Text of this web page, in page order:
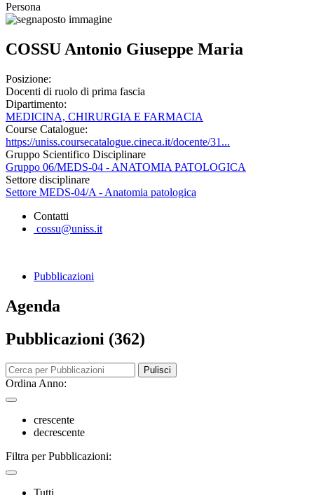
Persona
COSSU Antonio Giuseppe Maria
Posizione:
Docenti di ruolo di prima fascia
Dipartimento:
MEDICINA, CHIRURGIA E FARMACIA
Course Catalogue:
https://uniss.coursecatalogue.cineca.it/docente/31...
Gruppo Scientifico Disciplinare
Gruppo 06/MEDS-04 - ANATOMIA PATOLOGICA
Settore disciplinare
Settore MEDS-04/A - Anatomia patologica
Contatti
cossu@uniss.it
Pubblicazioni
Agenda
Pubblicazioni (362)
Pulisci
Ordina Anno:
crescente
decrescente
Filtra per Pubblicazioni:
Tutti